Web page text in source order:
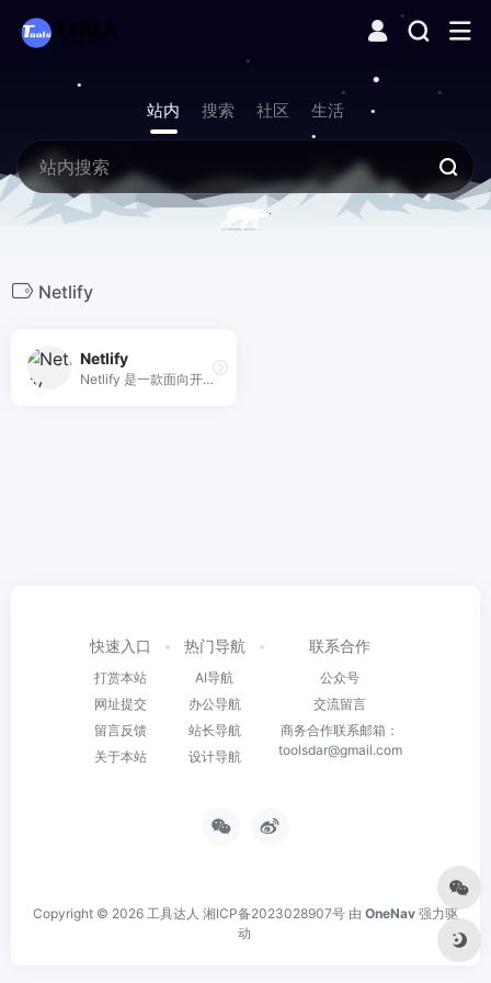
站内 搜索 社区 生活
Netlify
Netlify
Netlify 是一款面向开发者的现代化 Web 平台，通过深度的 Git 集成和全球边缘网络，提供从代码提交到全球分发的自动化部署及全栈 Serverless 解决方案。
快速入口
打赏本站
网址提交
留言反馈
关于本站
热门导航
AI导航
办公导航
站长导航
设计导航
联系合作
公众号
交流留言
商务合作联系邮箱：
toolsdar@gmail.com
Copyright © 2026 工具达人 湘ICP备2023028907号 由 OneNav 强力驱
动